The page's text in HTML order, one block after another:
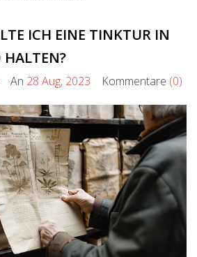
ICH EINE TINKTUR IN
An 28 Aug, 2023 Kommentare (0)